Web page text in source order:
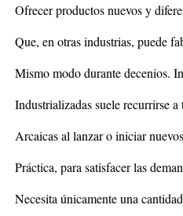
Ofrecer productos nuevos y
Que, en otras industrias, puede
Mismo modo durante decenios.
Industrializadas suele recurrirse a
Arcaicas al lanzar o iniciar
Práctica, para satisfacer las
Necesita únicamente una